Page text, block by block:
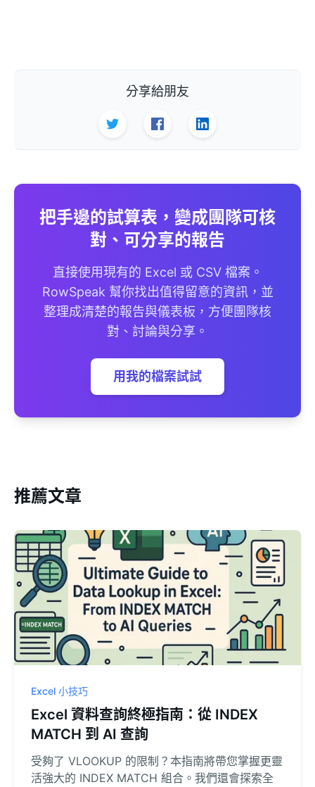
分享給朋友
把手邊的試算表，變成團隊可核
對、可分享的報告
直接使用現有的 Excel 或 CSV 檔案。
RowSpeak 幫你找出值得留意的資訊，並
整理成清楚的報告與儀表板，方便團隊核
對、討論與分享。
用我的檔案試試
推薦文章
Excel 小技巧
Excel 資料查詢終極指南：從 INDEX
MATCH 到 AI 查詢
受夠了 VLOOKUP 的限制？本指南將帶您掌握更靈
活強大的 INDEX MATCH 組合。我們還會探索全